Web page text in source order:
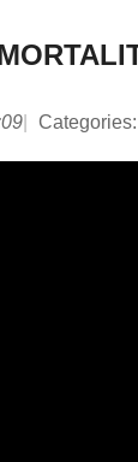
Categories: